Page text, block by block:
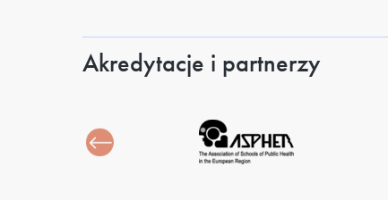
Akredytacje i partnerzy